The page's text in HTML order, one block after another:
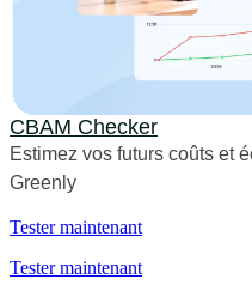
CBAM Checker
Estimez vos futurs coûts et
Greenly
Tester maintenant
Tester maintenant